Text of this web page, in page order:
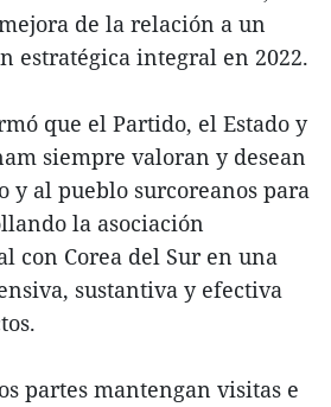
de la relación a un
estratégica integral en 2022.
que el Partido, el Estado y
siempre valoran y desean
y al pueblo surcoreanos para
la asociación
con Corea del Sur en una
sustantiva y efectiva
partes mantengan visitas e